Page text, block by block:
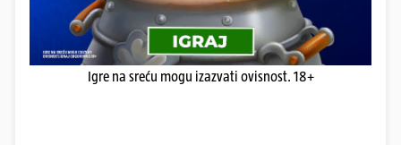
Igre na sreću mogu izazvati ovisnost. 18+